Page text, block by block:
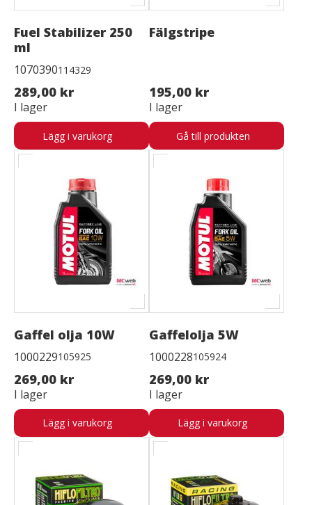
Fuel Stabilizer 250
ml
1070390114329
289,00 kr
I lager
Lägg i varukorg
Fälgstripe
195,00 kr
I lager
Gå till produkten
Gaffel olja 10W
1000229105925
269,00 kr
I lager
Lägg i varukorg
Gaffelolja 5W
1000228105924
269,00 kr
I lager
Lägg i varukorg